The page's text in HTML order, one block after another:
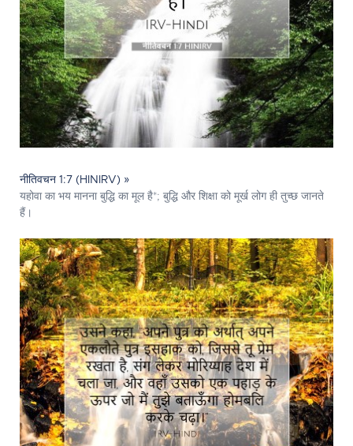
नीतिवचन 1:7 (HINIRV) »
यहोवा का भय मानना बुद्धि का मूल है*; बुद्धि और शिक्षा को मूर्ख लोग ही तुच्छ जानते
हैं।